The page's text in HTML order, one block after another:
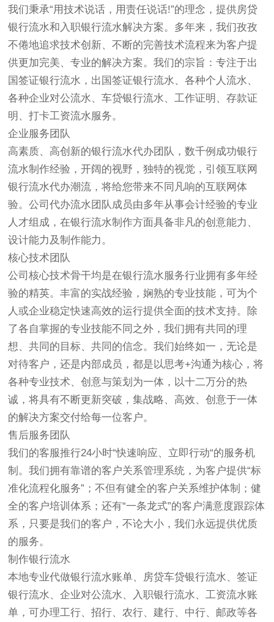
我们秉承“用技术说话，用责任说话!”的理念，提供房贷
银行流水和入职银行流水解决方案。多年来，我们孜孜
不倦地追求技术创新、不断的完善技术流程来为客户提
供更加完美、专业的解决方案。我们的宗旨：专注于出
国签证银行流水，出国签证银行流水、各种个人流水、
各种企业对公流水、车贷银行流水、工作证明、存款证
明、打卡工资流水服务。
企业服务团队
高素质、高创新的银行流水代办团队，数千例成功银行
流水制作经验，开阔的视野，独特的视觉，引领互联网
银行流水代办潮流，将给您带来不同凡响的互联网体
验。公司代办流水团队成员由多年从事会计经验的专业
人才组成，在银行流水制作方面具备非凡的创意能力、
设计能力及制作能力。
核心技术团队
公司核心技术骨干均是在银行流水服务行业拥有多年经
验的精英。丰富的实战经验，娴熟的专业技能，可为个
人或企业稳定快速高效的运行提供全面的技术支持。除
了各自掌握的专业技能不同之外，我们拥有共同的理
想、共同的目标、共同的信念。我们始终如一，无论是
对待客户，还是内部成员，都是以思考+沟通为核心，将
各种专业技术、创意与策划为一体，以十二万分的热
诚，将具有不断更新突破，集战略、高效、创意于一体
的解决方案交付给每一位客户。
售后服务团队
我们的客服推行24小时“快速响应、立即行动“的服务机
制。我们拥有靠谱的客户关系管理系统，为客户提供“标
准化流程化服务”；不但有健全的客户关系维护体制；健
全的客户培训体系；还有“一条龙式”的客户满意度跟踪体
系，只要是我们的客户，不论大小，我们永远提供优质
的服务。
制作银行流水
本地专业代做银行流水账单、房贷车贷银行流水、签证
银行流水、企业对公流水、入职银行流水、工资流水账
单，可办理工行、招行、农行、建行、中行、邮政等各